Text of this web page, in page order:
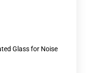
Glass for Noise